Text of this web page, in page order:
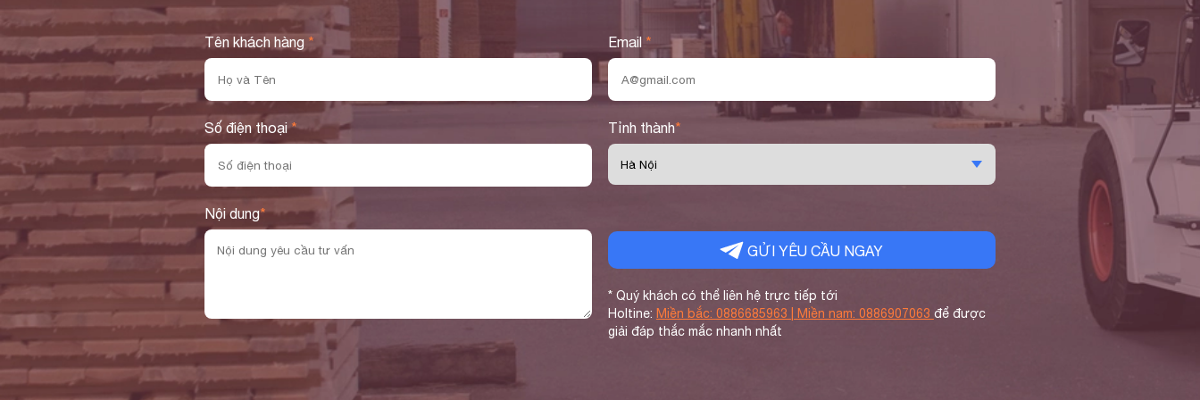
Tên khách hàng *
Số điện thoại*
Nội dung*
Email *
Tỉnh thành*
GỬI YÊU CẦU NGAY
* Quý khách có thể liên hệ trực tiếp tới
Holtine: Miền bắc: 0886685963 | Miền nam: 0886907063 để được
giải đáp thắc mắc nhanh nhất